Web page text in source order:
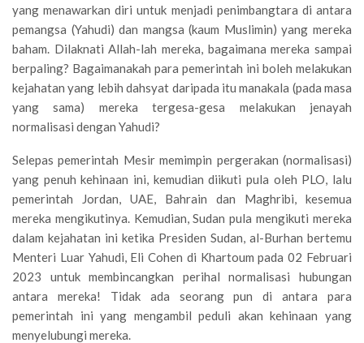
yang menawarkan diri untuk menjadi penimbangtara di antara
pemangsa (Yahudi) dan mangsa (kaum Muslimin) yang mereka
baham. Dilaknati Allah-lah mereka, bagaimana mereka sampai
berpaling? Bagaimanakah para pemerintah ini boleh melakukan
kejahatan yang lebih dahsyat daripada itu manakala (pada masa
yang sama) mereka tergesa-gesa melakukan jenayah
normalisasi dengan Yahudi?
Selepas pemerintah Mesir memimpin pergerakan (normalisasi)
yang penuh kehinaan ini, kemudian diikuti pula oleh PLO, lalu
pemerintah Jordan, UAE, Bahrain dan Maghribi, kesemua
mereka mengikutinya. Kemudian, Sudan pula mengikuti mereka
dalam kejahatan ini ketika Presiden Sudan, al-Burhan bertemu
Menteri Luar Yahudi, Eli Cohen di Khartoum pada 02 Februari
2023 untuk membincangkan perihal normalisasi hubungan
antara mereka! Tidak ada seorang pun di antara para
pemerintah ini yang mengambil peduli akan kehinaan yang
menyelubungi mereka.